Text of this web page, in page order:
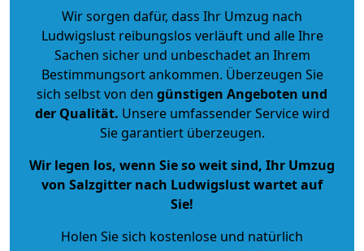
Wir sorgen dafür, dass Ihr Umzug nach
Ludwigslust reibungslos verläuft und alle Ihre
Sachen sicher und unbeschadet an Ihrem
Bestimmungsort ankommen. Überzeugen Sie
sich selbst von den günstigen Angeboten und
der Qualität. Unsere umfassender Service wird
Sie garantiert überzeugen.
Wir legen los, wenn Sie so weit sind, Ihr Umzug
von Salzgitter nach Ludwigslust wartet auf
Sie!
Holen Sie sich kostenlose und natürlich